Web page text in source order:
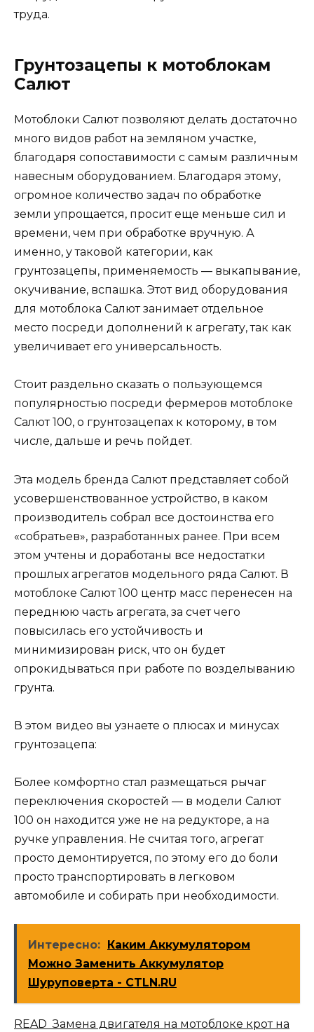
труда.
Грунтозацепы к мотоблокам
Салют
Мотоблоки Салют позволяют делать достаточно
много видов работ на земляном участке,
благодаря сопоставимости с самым различным
навесным оборудованием. Благодаря этому,
огромное количество задач по обработке
земли упрощается, просит еще меньше сил и
времени, чем при обработке вручную. А
именно, у таковой категории, как
грунтозацепы, применяемость — выкапывание,
окучивание, вспашка. Этот вид оборудования
для мотоблока Салют занимает отдельное
место посреди дополнений к агрегату, так как
увеличивает его универсальность.
Стоит раздельно сказать о пользующемся
популярностью посреди фермеров мотоблоке
Салют 100, о грунтозацепах к которому, в том
числе, дальше и речь пойдет.
Эта модель бренда Салют представляет собой
усовершенствованное устройство, в каком
производитель собрал все достоинства его
«собратьев», разработанных ранее. При всем
этом учтены и доработаны все недостатки
прошлых агрегатов модельного ряда Салют. В
мотоблоке Салют 100 центр масс перенесен на
переднюю часть агрегата, за счет чего
повысилась его устойчивость и
минимизирован риск, что он будет
опрокидываться при работе по возделыванию
грунта.
В этом видео вы узнаете о плюсах и минусах
грунтозацепа:
Более комфортно стал размещаться рычаг
переключения скоростей — в модели Салют
100 он находится уже не на редукторе, а на
ручке управления. Не считая того, агрегат
просто демонтируется, по этому его до боли
просто транспортировать в легковом
автомобиле и собирать при необходимости.
Интересно: Каким Аккумулятором
Можно Заменить Аккумулятор
Шуруповерта - CTLN.RU
READ Замена двигателя на мотоблоке крот на